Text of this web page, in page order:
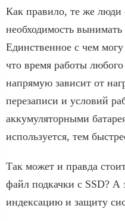
Как правило, те же люди
необходимость вынимать
Единственное с чем могу
что время работы любого
напрямую зависит от
перезаписи и условий
аккумуляторными
используется, тем
Так может и правда
файл подкачки с SSD? А
индексацию и защиту